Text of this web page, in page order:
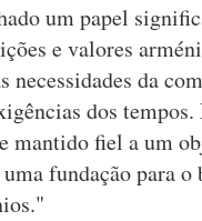
um papel
e valores
necessidades da
dos tempos.
mantido fiel a um
fundação para o